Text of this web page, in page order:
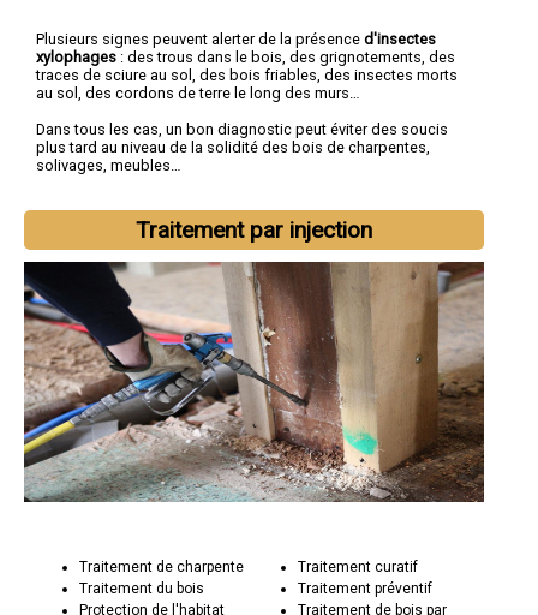
Plusieurs signes peuvent alerter de la présence d'insectes
xylophages : des trous dans le bois, des grignotements, des
traces de sciure au sol, des bois friables, des insectes morts
au sol, des cordons de terre le long des murs…
Dans tous les cas, un bon diagnostic peut éviter des soucis
plus tard au niveau de la solidité des bois de charpentes,
solivages, meubles…
Traitement par injection
Traitement de charpente
Traitement du bois
Protection de l'habitat
Traitement curatif
Traitement préventif
Traitement de bois par